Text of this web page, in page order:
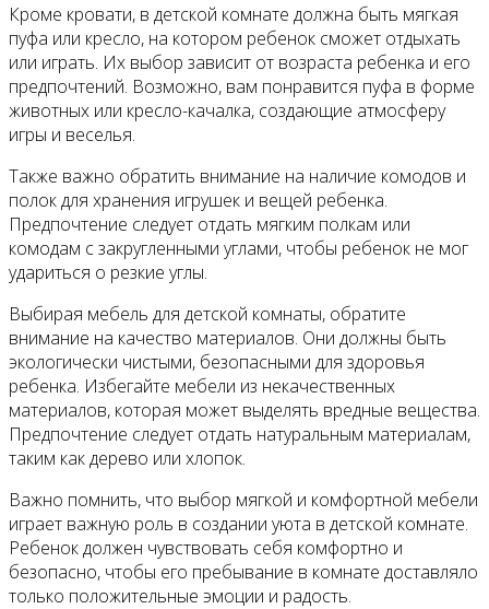
Кроме кровати, в детской комнате должна быть мягкая
пуфа или кресло, на котором ребенок сможет отдыхать
или играть. Их выбор зависит от возраста ребенка и его
предпочтений. Возможно, вам понравится пуфа в форме
животных или кресло-качалка, создающие атмосферу
игры и веселья.
Также важно обратить внимание на наличие комодов и
полок для хранения игрушек и вещей ребенка.
Предпочтение следует отдать мягким полкам или
комодам с закругленными углами, чтобы ребенок не мог
удариться о резкие углы.
Выбирая мебель для детской комнаты, обратите
внимание на качество материалов. Они должны быть
экологически чистыми, безопасными для здоровья
ребенка. Избегайте мебели из некачественных
материалов, которая может выделять вредные вещества.
Предпочтение следует отдать натуральным материалам,
таким как дерево или хлопок.
Важно помнить, что выбор мягкой и комфортной мебели
играет важную роль в создании уюта в детской комнате.
Ребенок должен чувствовать себя комфортно и
безопасно, чтобы его пребывание в комнате доставляло
только положительные эмоции и радость.